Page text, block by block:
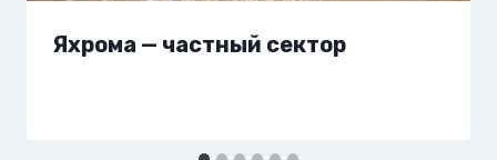
Яхрома — частный сектор